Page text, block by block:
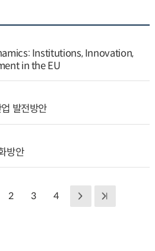
Institutions, Innovation,
in the EU
발전방안
방안
2 3 4